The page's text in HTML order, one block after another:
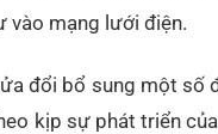
vào mạng lưới điện.
đổi bổ sung một số
kịp sự phát triển